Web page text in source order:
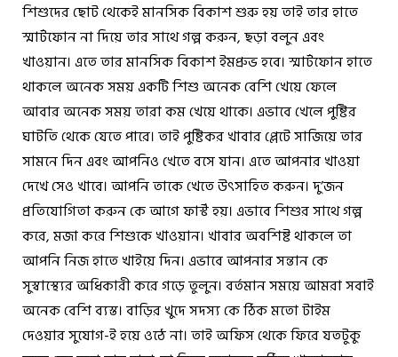
শিশুদের ছোট থেকেই মানসিক বিকাশ শুরু হয় তাই তার হাতে
স্মার্টফোন না দিয়ে তার সাথে গল্প করুন, ছড়া বলুন এবং
খাওয়ান। এতে তার মানসিক বিকাশ ইমপ্রুভ হবে। স্মার্টফোন হাতে
থাকলে অনেক সময় একটি শিশু অনেক বেশি খেয়ে ফেলে
আবার অনেক সময় তারা কম খেয়ে থাকে। এভাবে খেলে পুষ্টির
ঘাটতি থেকে যেতে পারে। তাই পুষ্টিকর খাবার প্লেটে সাজিয়ে তার
সামনে দিন এবং আপনিও খেতে বসে যান। এতে আপনার খাওয়া
দেখে সেও খাবে। আপনি তাকে খেতে উৎসাহিত করুন। দু’জন
প্রতিযোগিতা করুন কে আগে ফার্স্ট হয়। এভাবে শিশুর সাথে গল্প
করে, মজা করে শিশুকে খাওয়ান। খাবার অবশিষ্ট থাকলে তা
আপনি নিজ হাতে খাইয়ে দিন। এভাবে আপনার সন্তান কে
সুস্বাস্থ্যের অধিকারী করে গড়ে তুলুন। বর্তমান সময়ে আমরা সবাই
অনেক বেশি ব্যস্ত। বাড়ির খুদে সদস্য কে ঠিক মতো টাইম
দেওয়ার সুযোগ-ই হয়ে ওঠে না। তাই অফিস থেকে ফিরে যতটুকু